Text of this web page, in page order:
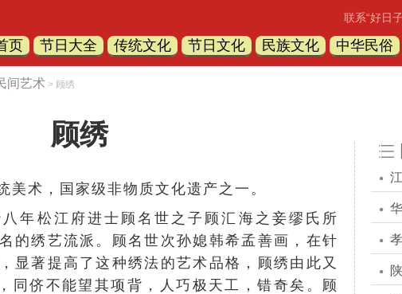
联系“好日
页 节日大全 传统文化 节日文化 民族文化 中华民俗
间艺术 > 顾绣
顾绣
美术，国家级非物质文化遗产之一。
年松江府进士顾名世之子顾汇海之妾缪氏所
的绣艺流派。顾名世次孙媳韩希孟善画，在针
显著提高了这种绣法的艺术品格，顾绣由此又
同侪不能望其项背，人巧极天工，错奇矣。顾